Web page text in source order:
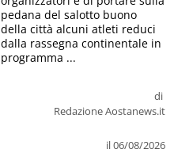
di
Redazione Aostanews.it
il 06/08/2026
pedana del salotto buono
della città alcuni atleti reduci
dalla rassegna continentale in
programma ...